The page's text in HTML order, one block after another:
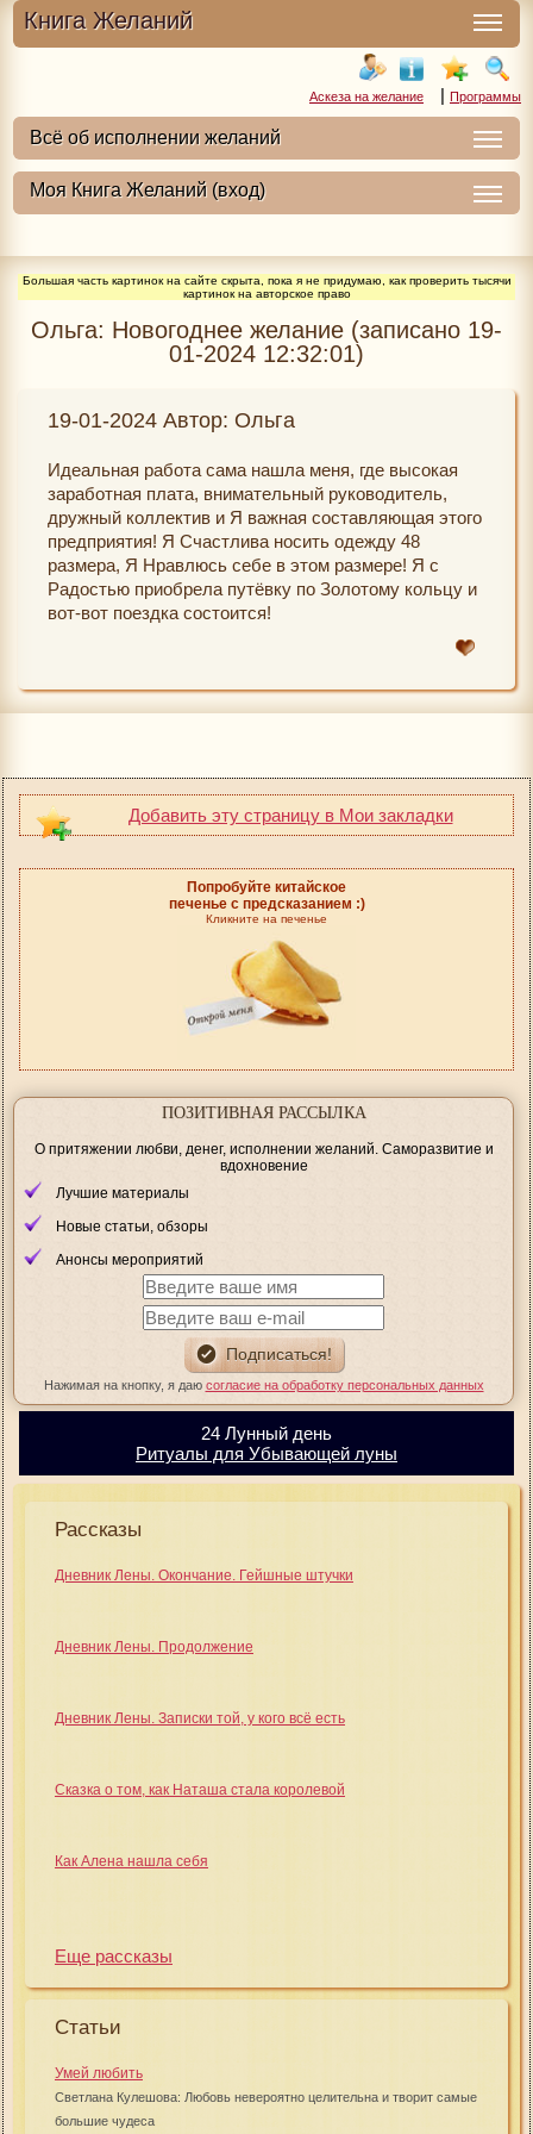
Книга Желаний
Аскеза на желание | Программы
Большая часть картинок на сайте скрыта, пока я не придумаю, как проверить тысячи
картинок на авторское право
Ольга: Новогоднее желание (записано 19-
01-2024 12:32:01)
19-01-2024 Автор: Ольга
Идеальная работа сама нашла меня, где высокая
заработная плата, внимательный руководитель,
дружный коллектив и Я важная составляющая этого
предприятия! Я Счастлива носить одежду 48
размера, Я Нравлюсь себе в этом размере! Я с
Радостью приобрела путёвку по Золотому кольцу и
вот-вот поездка состоится!
Добавить эту страницу в Мои закладки
Попробуйте китайское
печенье с предсказанием :)
Кликните на печенье
ПОЗИТИВНАЯ РАССЫЛКА
О притяжении любви, денег, исполнении желаний. Саморазвитие и
вдохновение
Лучшие материалы
Новые статьи, обзоры
Анонсы мероприятий
Нажимая на кнопку, я даю согласие на обработку персональных данных
24 Лунный день
Ритуалы для Убывающей луны
Рассказы
Дневник Лены. Окончание. Гейшные штучки
Дневник Лены. Продолжение
Дневник Лены. Записки той, у кого всё есть
Сказка о том, как Наташа стала королевой
Как Алена нашла себя
Еще рассказы
Статьи
Умей любить
Светлана Кулешова: Любовь невероятно целительна и творит самые
большие чудеса